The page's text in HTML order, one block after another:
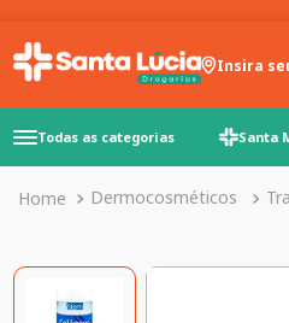
Insira
Todas as categorias Santa
Dermocosméticos